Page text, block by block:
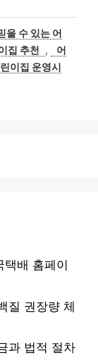
을 수 있는 어
집 추천 ,
어
이집 운영시
배 홈페이
질 권장량 체
과 법적 절차